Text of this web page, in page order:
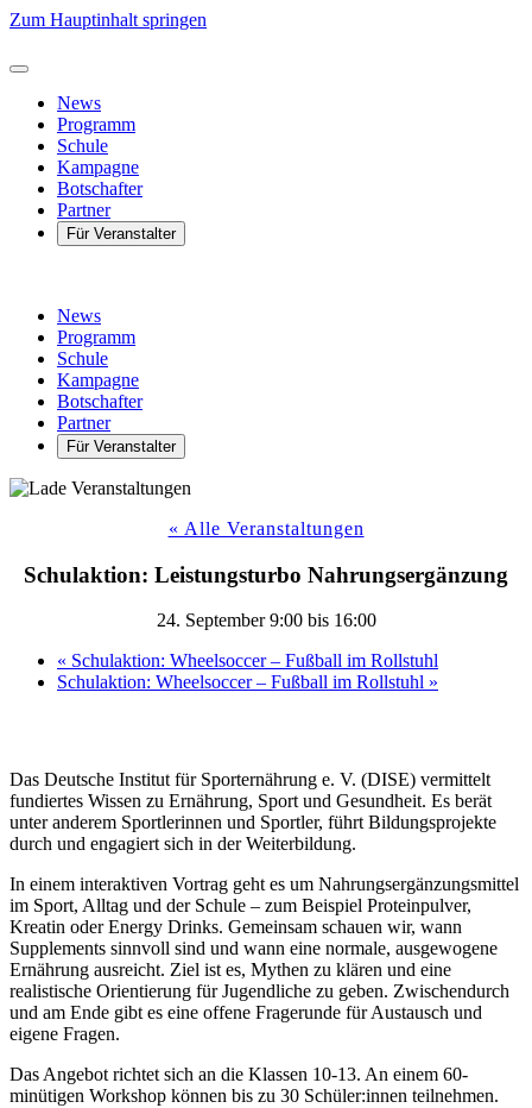
Zum Hauptinhalt springen
News
Programm
Schule
Kampagne
Botschafter
Partner
Für Veranstalter
News
Programm
Schule
Kampagne
Botschafter
Partner
Für Veranstalter
« Alle Veranstaltungen
Schulaktion: Leistungsturbo Nahrungsergänzung
24. September 9:00bis 16:00
« Schulaktion: Wheelsoccer – Fußball im Rollstuhl
Schulaktion: Wheelsoccer – Fußball im Rollstuhl »
Das Deutsche Institut für Sporternährung e. V. (DISE) vermittelt
fundiertes Wissen zu Ernährung, Sport und Gesundheit. Es berät
unter anderem Sportlerinnen und Sportler, führt Bildungsprojekte
durch und engagiert sich in der Weiterbildung.
In einem interaktiven Vortrag geht es um Nahrungsergänzungsmittel
im Sport, Alltag und der Schule – zum Beispiel Proteinpulver,
Kreatin oder Energy Drinks. Gemeinsam schauen wir, wann
Supplements sinnvoll sind und wann eine normale, ausgewogene
Ernährung ausreicht. Ziel ist es, Mythen zu klären und eine
realistische Orientierung für Jugendliche zu geben. Zwischendurch
und am Ende gibt es eine offene Fragerunde für Austausch und
eigene Fragen.
Das Angebot richtet sich an die Klassen 10-13. An einem 60-
minütigen Workshop können bis zu 30 Schüler:innen teilnehmen.